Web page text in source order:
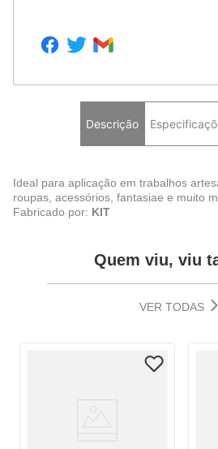
Descrição
Ideal para aplicação em trabalhos
roupas, acessórios, fantasiae e muito
Fabricado por: KIT
Quem viu, viu
VER TODAS